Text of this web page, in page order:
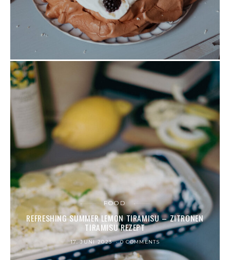
FOOD
REFRESHING SUMMER LEMON TIRAMISU – ZITRONEN
TIRAMISU REZEPT
17. JUNI 2023 0 COMMENTS